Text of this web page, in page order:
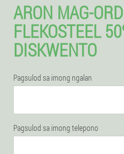
ARON MAG-
FLEKOSTEEL
DISKWENTO
Pagsulod sa imong ngalan
Pagsulod sa imong telepono